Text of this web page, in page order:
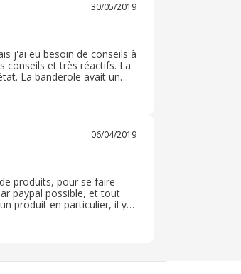
30/05/2019
j'ai eu besoin de conseils à
conseils et très réactifs. La
La banderole avait un
conseille vivement ce site.
06/04/2019
produits, pour se faire
paypal possible, et tout
produit en particulier, il y a
tout cela on peut